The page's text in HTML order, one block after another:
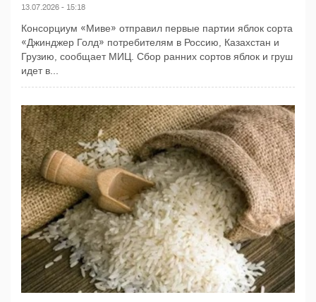
13.07.2026 - 15:18
Консорциум «Миве» отправил первые партии яблок сорта
«Джинджер Голд» потребителям в Россию, Казахстан и
Грузию, сообщает МИЦ. Сбор ранних сортов яблок и груш
идет в...